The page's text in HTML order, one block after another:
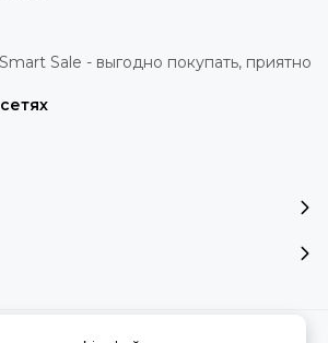
Sale - выгодно покупать, приятно